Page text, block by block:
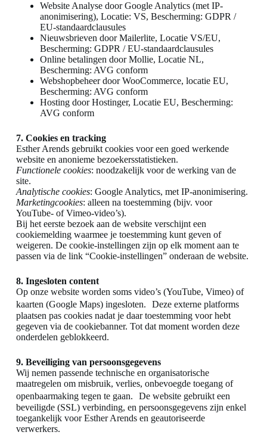
Website Analyse door Google Analytics (met IP-
anonimisering), Locatie: VS, Bescherming: GDPR /
EU-standaardclausules
Nieuwsbrieven door Mailerlite, Locatie VS/EU,
Bescherming: GDPR / EU-standaardclausules
Online betalingen door Mollie, Locatie NL,
Bescherming: AVG conform
Webshopbeheer door WooCommerce, locatie EU,
Bescherming: AVG conform
Hosting door Hostinger, Locatie EU, Bescherming:
AVG conform
7. Cookies en tracking
Esther Arends gebruikt cookies voor een goed werkende
website en anonieme bezoekersstatistieken.
Functionele cookies: noodzakelijk voor de werking van de
site.
Analytische cookies: Google Analytics, met IP-anonimisering.
Marketingcookies: alleen na toestemming (bijv. voor
YouTube- of Vimeo-video’s).
Bij het eerste bezoek aan de website verschijnt een
cookiemelding waarmee je toestemming kunt geven of
weigeren. De cookie-instellingen zijn op elk moment aan te
passen via de link “Cookie-instellingen” onderaan de website.
8. Ingesloten content
Op onze website worden soms video’s (YouTube, Vimeo) of
kaarten (Google Maps) ingesloten. Deze externe platforms
plaatsen pas cookies nadat je daar toestemming voor hebt
gegeven via de cookiebanner. Tot dat moment worden deze
onderdelen geblokkeerd.
9. Beveiliging van persoonsgegevens
Wij nemen passende technische en organisatorische
maatregelen om misbruik, verlies, onbevoegde toegang of
openbaarmaking tegen te gaan. De website gebruikt een
beveiligde (SSL) verbinding, en persoonsgegevens zijn enkel
toegankelijk voor Esther Arends en geautoriseerde
verwerkers.